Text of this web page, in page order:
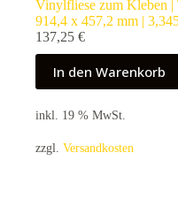
Vinylfliese zum Kleben |
914,4 x 457,2 mm |
137,25 €
In den Warenkorb
inkl. 19 % MwSt.
zzgl. Versandkosten